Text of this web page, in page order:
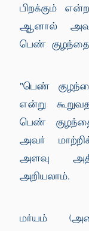
பிறக்கும்
ஆனால்
பெண் குழந்தை
"பெண்
என்று
பெண்
அவர்
அளவு
அறியலாம்.
மர்யம்